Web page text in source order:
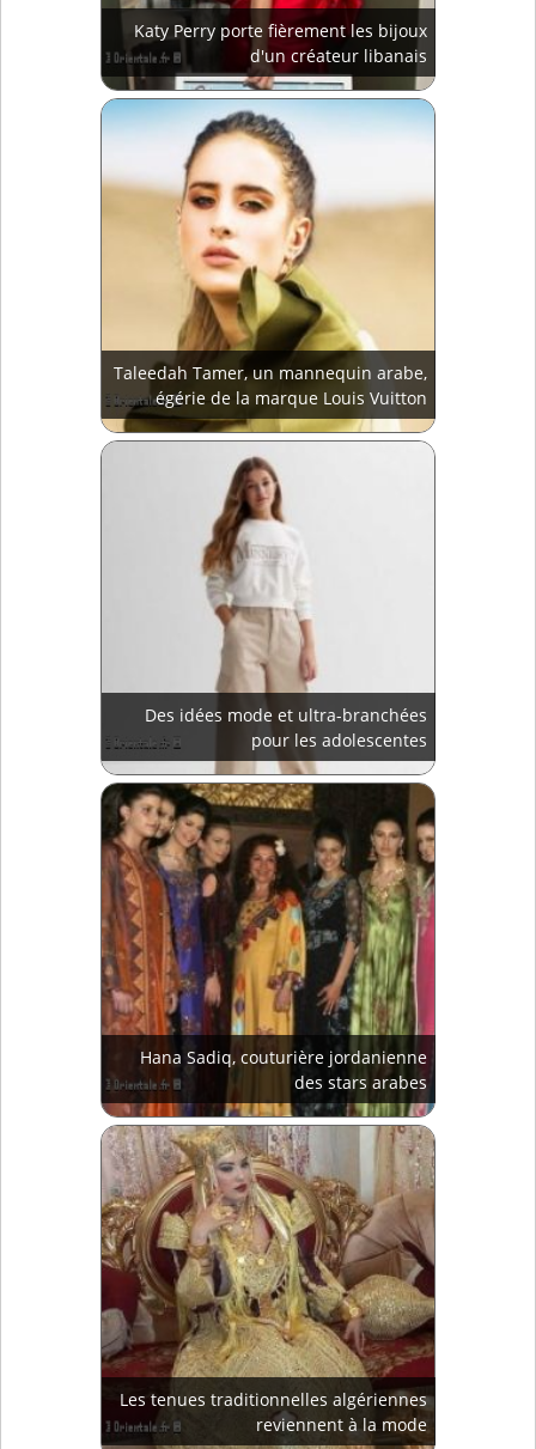
Katy Perry porte fièrement les bijoux
d'un créateur libanais
Taleedah Tamer, un mannequin arabe,
égérie de la marque Louis Vuitton
Des idées mode et ultra-branchées
pour les adolescentes
Hana Sadiq, couturière jordanienne
des stars arabes
Les tenues traditionnelles algériennes
reviennent à la mode